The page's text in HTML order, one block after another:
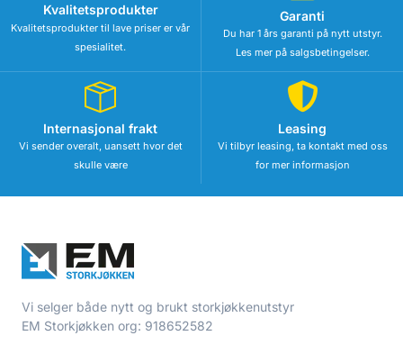
Kvalitetsprodukter
Kvalitetsprodukter til lave priser er vår
spesialitet.
Garanti
Du har 1 års garanti på nytt utstyr.
Les mer på salgsbetingelser.
Internasjonal frakt
Vi sender overalt, uansett hvor det
skulle være
Leasing
Vi tilbyr leasing, ta kontakt med oss
for mer informasjon
Vi selger både nytt og brukt storkjøkkenutstyr
EM Storkjøkken org: 918652582